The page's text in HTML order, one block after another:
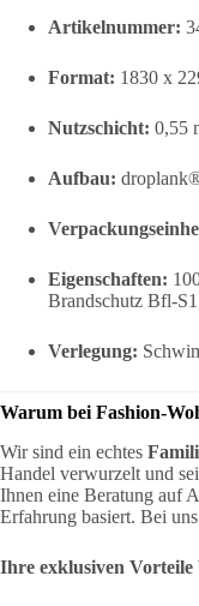
Artikelnummer:
Format: 1830 x
Nutzschicht: 0,55
Aufbau:
Eigenschaften:
Brandschutz Bfl-S1
Verlegung:
Warum bei Fashion-
Wir sind ein echtes
Handel verwurzelt und
Ihnen eine Beratung auf
Erfahrung basiert. Bei
Ihre exklusiven Vorteile